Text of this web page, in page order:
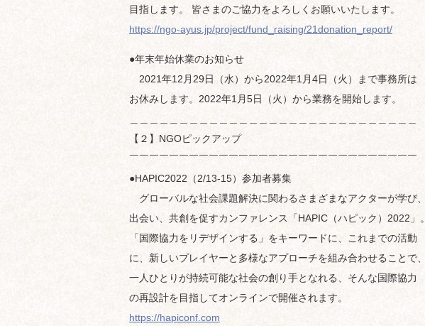
目指します。 皆さまのご協力をよろしくお願いいたします。
https://ngo-ayus.jp/project/fund_raising/21donation_report/
●年末年始休業のお知らせ
2021年12月29日（水）から2022年1月4日（火）まで事務所は
お休みします。2022年1月5日（火）から業務を開始します。
【２】NGOピックアップ
￣￣￣￣￣￣￣￣￣￣￣￣￣￣￣￣￣￣￣￣￣￣￣￣￣￣￣￣￣
●HAPIC2022（2/13-15）参加者募集
グローバルな社会課題解決に関わるさまざまなアクターが学び、
出会い、共創を促すカンファレンス「HAPIC（ハピック）2022」。
「国際協力をリデザインする」をキーワードに、これまでの活動
に、新しいプレイヤーと多様なアプローチを組み合わせることで、
一人ひとりが持続可能な社会の創り手となれる、そんな国際協力
の再設計を目指してオンラインで開催されます。
https://hapiconf.com